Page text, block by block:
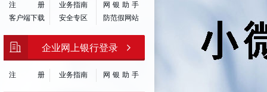
注 册 业务指南
网银助手
客户端下载
安全专区 防范假网站
企业网上银行登录
注 册 业务指南 网银助手